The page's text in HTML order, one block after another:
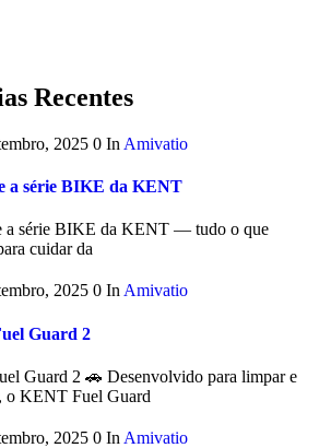
Recentes
2025 0 In Amivatio
a série BIKE da KENT
a série BIKE da KENT — tudo o que
cuidar da
2025 0 In Amivatio
Guard 2
Guard 2 🚗 Desenvolvido para limpar e
o KENT Fuel Guard
2025 0 In Amivatio